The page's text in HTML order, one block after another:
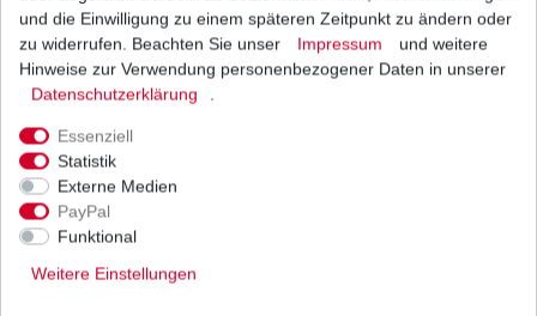
maximale Sicherheit ,
besseres Preis / Leistungsverhältnis
und damit Sie auch Spass am Fahren
Kettenlänge in Gliedern:
Typ
Verschluss:
Farbe:
und die Einwilligung zu einem späteren Zeitpunkt zu ändern oder
zu widerrufen. Beachten Sie unser
Impressum
und weitere
Hinweise zur Verwendung personenbezogener Daten in unserer
Daten­schutz­erklärung
Essenziell
Statistik
Externe Medien
PayPal
Funktional
Weitere Einstellungen